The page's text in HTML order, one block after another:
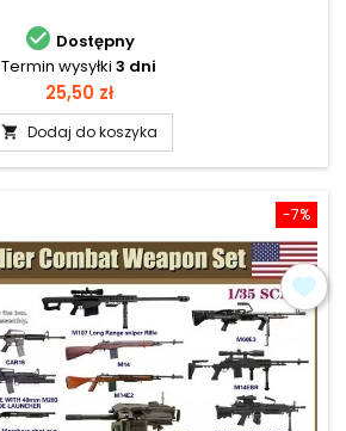
 Dostępny
Termin wysyłki 3 dni
Cena
25,50 zł
 Dodaj do koszyka
-7%